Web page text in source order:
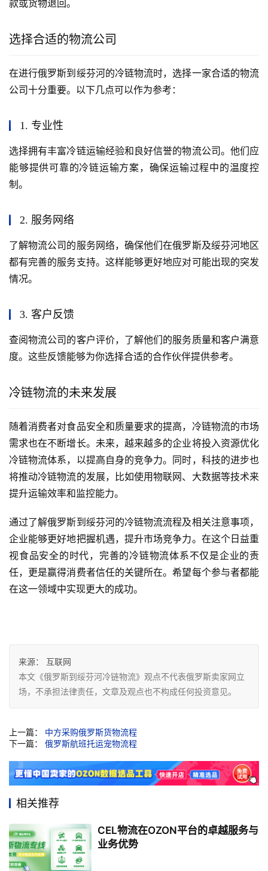
款或货物退回。
选择合适的物流公司
在进行俄罗斯到绥芬河的冷链物流时，选择一家合适的物流
公司十分重要。以下几点可以作为参考：
1. 专业性
选择拥有丰富冷链运输经验和良好信誉的物流公司。他们应
能够提供可靠的冷链运输方案，确保运输过程中的温度控
制。
2. 服务网络
了解物流公司的服务网络，确保他们在俄罗斯及绥芬河地区
都有完善的服务支持。这样能够更好地应对可能出现的突发
情况。
3. 客户反馈
查阅物流公司的客户评价，了解他们的服务质量和客户满意
度。这些反馈能够为你选择合适的合作伙伴提供参考。
冷链物流的未来发展
随着消费者对食品安全和质量要求的提高，冷链物流的市场
需求也在不断增长。未来，越来越多的企业将投入资源优化
冷链物流体系，以提高自身的竞争力。同时，科技的进步也
将推动冷链物流的发展，比如使用物联网、大数据等技术来
提升运输效率和监控能力。
通过了解俄罗斯到绥芬河的冷链物流流程及相关注意事项，
企业能够更好地把握机遇，提升市场竞争力。在这个日益重
视食品安全的时代，完善的冷链物流体系不仅是企业的责
任，更是赢得消费者信任的关键所在。希望每个参与者都能
在这一领域中实现更大的成功。
来源：
互联网
本文《俄罗斯到绥芬河冷链物流》观点不代表俄罗斯卖家网立
场，不承担法律责任，文章及观点也不构成任何投资意见。
上一篇： 中方采购俄罗斯货物流程
下一篇： 俄罗斯航班托运宠物流程
相关推荐
CEL物流在OZON平台的卓越服务与
业务优势